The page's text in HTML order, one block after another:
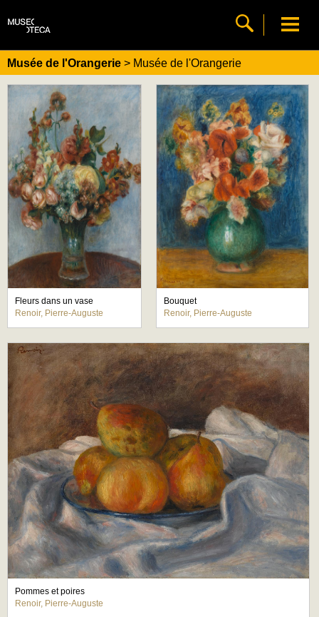
Musée de l'Orangerie > Musée de l'Orangerie
Fleurs dans un vase
Renoir, Pierre-Auguste
Bouquet
Renoir, Pierre-Auguste
Pommes et poires
Renoir, Pierre-Auguste